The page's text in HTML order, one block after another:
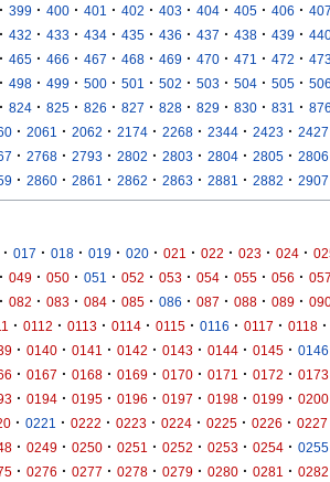
· 399 · 400 · 401 · 402 · 403 · 404 · 405 · 406 · 407
· 432 · 433 · 434 · 435 · 436 · 437 · 438 · 439 ·
· 465 · 466 · 467 · 468 · 469 · 470 · 471 · 472 ·
· 498 · 499 · 500 · 501 · 502 · 503 · 504 · 505 · 506
· 824 · 825 · 826 · 827 · 828 · 829 · 830 · 831 · 876
· 2061 · 2062 · 2174 · 2268 · 2344 · 2423 · 2427
· 2768 · 2793 · 2802 · 2803 · 2804 · 2805 · 2806
· 2860 · 2861 · 2862 · 2863 · 2881 · 2882 · 2907
· 017 · 018 · 019 · 020 · 021 · 022 · 023 · 024 ·
· 049 · 050 · 051 · 052 · 053 · 054 · 055 · 056 · 057
· 082 · 083 · 084 · 085 · 086 · 087 · 088 · 089 ·
· 0112 · 0113 · 0114 · 0115 · 0116 · 0117 · 0118 ·
· 0140 · 0141 · 0142 · 0143 · 0144 · 0145 · 0146
· 0167 · 0168 · 0169 · 0170 · 0171 · 0172 · 0173
· 0194 · 0195 · 0196 · 0197 · 0198 · 0199 · 0200
· 0221 · 0222 · 0223 · 0224 · 0225 · 0226 · 0227
· 0249 · 0250 · 0251 · 0252 · 0253 · 0254 · 0255
· 0276 · 0277 · 0278 · 0279 · 0280 · 0281 · 0282